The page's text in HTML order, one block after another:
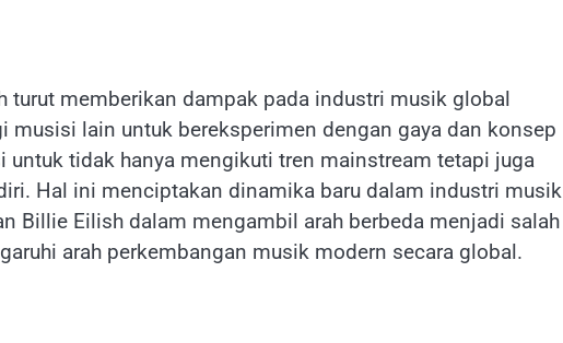
turut memberikan dampak pada industri musik global
musisi lain untuk bereksperimen dengan gaya dan konsep
untuk tidak hanya mengikuti tren mainstream tetapi juga
Hal ini menciptakan dinamika baru dalam industri musik
Billie Eilish dalam mengambil arah berbeda menjadi salah
arah perkembangan musik modern secara global.